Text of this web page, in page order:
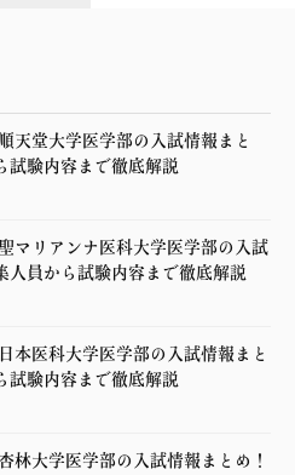
天堂大学医学部の入試情報まと
試験内容まで徹底解説
マリアンナ医科大学医学部の入試
人員から試験内容まで徹底解説
本医科大学医学部の入試情報まと
試験内容まで徹底解説
林大学医学部の入試情報まとめ！